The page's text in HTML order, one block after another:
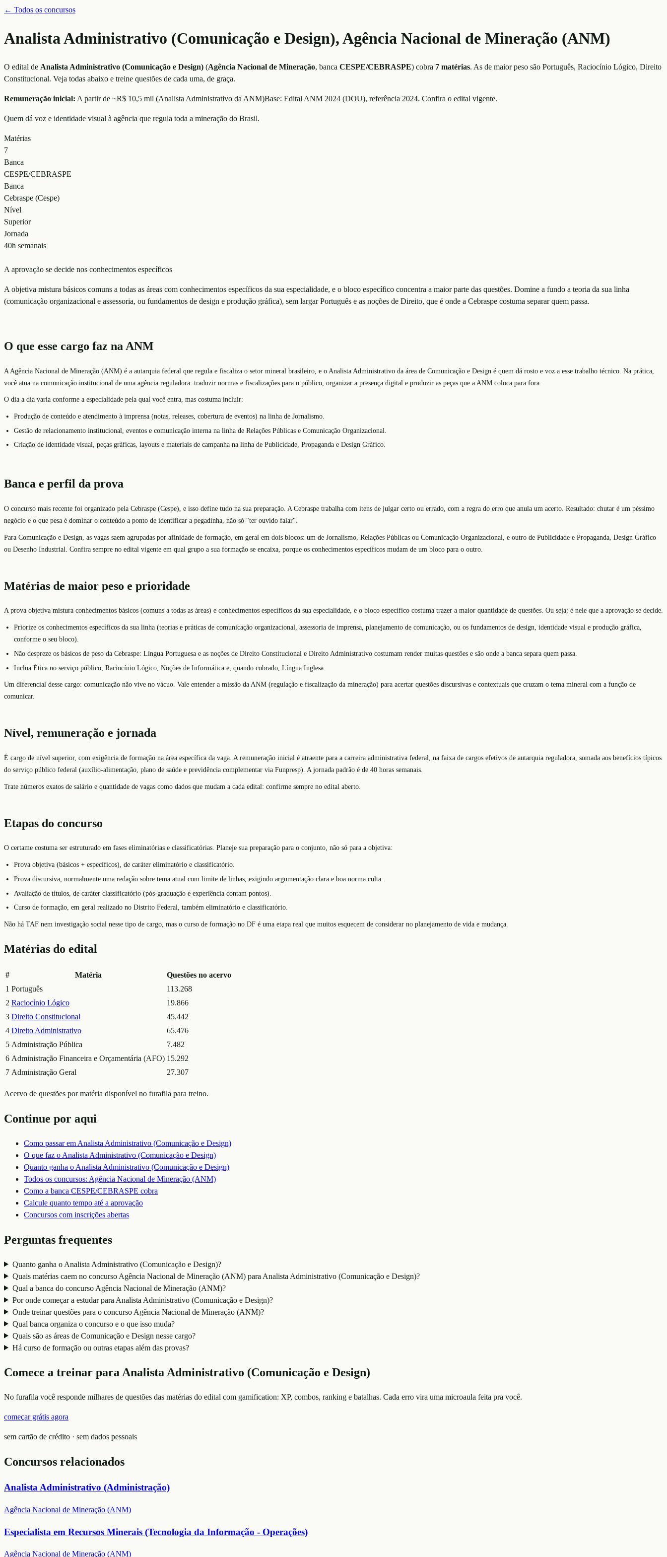
← Todos os concursos
Analista Administrativo (Comunicação e Design), Agência Nacional de Mineração (ANM)
O edital de Analista Administrativo (Comunicação e Design) (Agência Nacional de Mineração, banca CESPE/CEBRASPE) cobra 7 matérias. As de maior peso são Português, Raciocínio Lógico, Direito
Constitucional. Veja todas abaixo e treine questões de cada uma, de graça.
Remuneração inicial: A partir de ~R$ 10,5 mil (Analista Administrativo da ANM)Base: Edital ANM 2024 (DOU), referência 2024. Confira o edital vigente.
Quem dá voz e identidade visual à agência que regula toda a mineração do Brasil.
Matérias
7
Banca
CESPE/CEBRASPE
Banca
Cebraspe (Cespe)
Nível
Superior
Jornada
40h semanais
A aprovação se decide nos conhecimentos específicos
A objetiva mistura básicos comuns a todas as áreas com conhecimentos específicos da sua especialidade, e o bloco específico concentra a maior parte das questões. Domine a fundo a teoria da sua linha
(comunicação organizacional e assessoria, ou fundamentos de design e produção gráfica), sem largar Português e as noções de Direito, que é onde a Cebraspe costuma separar quem passa.
O que esse cargo faz na ANM
A Agência Nacional de Mineração (ANM) é a autarquia federal que regula e fiscaliza o setor mineral brasileiro, e o Analista Administrativo da área de Comunicação e Design é quem dá rosto e voz a esse trabalho técnico. Na prática,
você atua na comunicação institucional de uma agência reguladora: traduzir normas e fiscalizações para o público, organizar a presença digital e produzir as peças que a ANM coloca para fora.
O dia a dia varia conforme a especialidade pela qual você entra, mas costuma incluir:
Produção de conteúdo e atendimento à imprensa (notas, releases, cobertura de eventos) na linha de Jornalismo.
Gestão de relacionamento institucional, eventos e comunicação interna na linha de Relações Públicas e Comunicação Organizacional.
Criação de identidade visual, peças gráficas, layouts e materiais de campanha na linha de Publicidade, Propaganda e Design Gráfico.
Banca e perfil da prova
O concurso mais recente foi organizado pela Cebraspe (Cespe), e isso define tudo na sua preparação. A Cebraspe trabalha com itens de julgar certo ou errado, com a regra do erro que anula um acerto. Resultado: chutar é um péssimo
negócio e o que pesa é dominar o conteúdo a ponto de identificar a pegadinha, não só "ter ouvido falar".
Para Comunicação e Design, as vagas saem agrupadas por afinidade de formação, em geral em dois blocos: um de Jornalismo, Relações Públicas ou Comunicação Organizacional, e outro de Publicidade e Propaganda, Design Gráfico
ou Desenho Industrial. Confira sempre no edital vigente em qual grupo a sua formação se encaixa, porque os conhecimentos específicos mudam de um bloco para o outro.
Matérias de maior peso e prioridade
A prova objetiva mistura conhecimentos básicos (comuns a todas as áreas) e conhecimentos específicos da sua especialidade, e o bloco específico costuma trazer a maior quantidade de questões. Ou seja: é nele que a aprovação se decide.
Priorize os conhecimentos específicos da sua linha (teorias e práticas de comunicação organizacional, assessoria de imprensa, planejamento de comunicação, ou os fundamentos de design, identidade visual e produção gráfica,
conforme o seu bloco).
Não despreze os básicos de peso da Cebraspe: Língua Portuguesa e as noções de Direito Constitucional e Direito Administrativo costumam render muitas questões e são onde a banca separa quem passa.
Inclua Ética no serviço público, Raciocínio Lógico, Noções de Informática e, quando cobrado, Língua Inglesa.
Um diferencial desse cargo: comunicação não vive no vácuo. Vale entender a missão da ANM (regulação e fiscalização da mineração) para acertar questões discursivas e contextuais que cruzam o tema mineral com a função de
comunicar.
Nível, remuneração e jornada
É cargo de nível superior, com exigência de formação na área específica da vaga. A remuneração inicial é atraente para a carreira administrativa federal, na faixa de cargos efetivos de autarquia reguladora, somada aos benefícios típicos
do serviço público federal (auxílio-alimentação, plano de saúde e previdência complementar via Funpresp). A jornada padrão é de 40 horas semanais.
Trate números exatos de salário e quantidade de vagas como dados que mudam a cada edital: confirme sempre no edital aberto.
Etapas do concurso
O certame costuma ser estruturado em fases eliminatórias e classificatórias. Planeje sua preparação para o conjunto, não só para a objetiva:
Prova objetiva (básicos + específicos), de caráter eliminatório e classificatório.
Prova discursiva, normalmente uma redação sobre tema atual com limite de linhas, exigindo argumentação clara e boa norma culta.
Avaliação de títulos, de caráter classificatório (pós-graduação e experiência contam pontos).
Curso de formação, em geral realizado no Distrito Federal, também eliminatório e classificatório.
Não há TAF nem investigação social nesse tipo de cargo, mas o curso de formação no DF é uma etapa real que muitos esquecem de considerar no planejamento de vida e mudança.
Matérias do edital
# Matéria
Questões no acervo
1 Português
113.268
2 Raciocínio Lógico
19.866
3 Direito Constitucional
45.442
4 Direito Administrativo
65.476
5 Administração Pública
7.482
6 Administração Financeira e Orçamentária (AFO) 15.292
7 Administração Geral 27.307
Acervo de questões por matéria disponível no furafila para treino.
Continue por aqui
Como passar em Analista Administrativo (Comunicação e Design)
O que faz o Analista Administrativo (Comunicação e Design)
Quanto ganha o Analista Administrativo (Comunicação e Design)
Todos os concursos: Agência Nacional de Mineração (ANM)
Como a banca CESPE/CEBRASPE cobra
Calcule quanto tempo até a aprovação
Concursos com inscrições abertas
Perguntas frequentes
Quanto ganha o Analista Administrativo (Comunicação e Design)?
Quais matérias caem no concurso Agência Nacional de Mineração (ANM) para Analista Administrativo (Comunicação e Design)?
Qual a banca do concurso Agência Nacional de Mineração (ANM)?
Por onde começar a estudar para Analista Administrativo (Comunicação e Design)?
Onde treinar questões para o concurso Agência Nacional de Mineração (ANM)?
Qual banca organiza o concurso e o que isso muda?
Quais são as áreas de Comunicação e Design nesse cargo?
Há curso de formação ou outras etapas além das provas?
Comece a treinar paraAnalista Administrativo (Comunicação e Design)
No furafila você responde milhares de questões das matérias do edital com gamification: XP, combos, ranking e batalhas. Cada erro vira uma microaula feita pra você.
começar grátis agora
sem cartão de crédito · sem dados pessoais
Concursos relacionados
Analista Administrativo (Administração)
Agência Nacional de Mineração (ANM)
Especialista em Recursos Minerais (Tecnologia da Informação - Operações)
Agência Nacional de Mineração (ANM)